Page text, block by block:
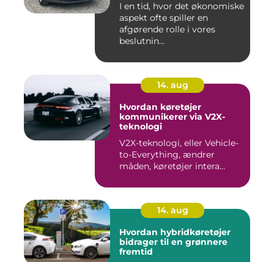
I en tid, hvor det økonomiske
aspekt ofte spiller en
afgørende rolle i vores
beslutnin...
14. aug
Hvordan køretøjer
kommunikerer via V2X-
teknologi
V2X-teknologi, eller Vehicle-
to-Everything, ændrer
måden, køretøjer intera...
14. aug
Hvordan hybridkøretøjer
bidrager til en grønnere
fremtid